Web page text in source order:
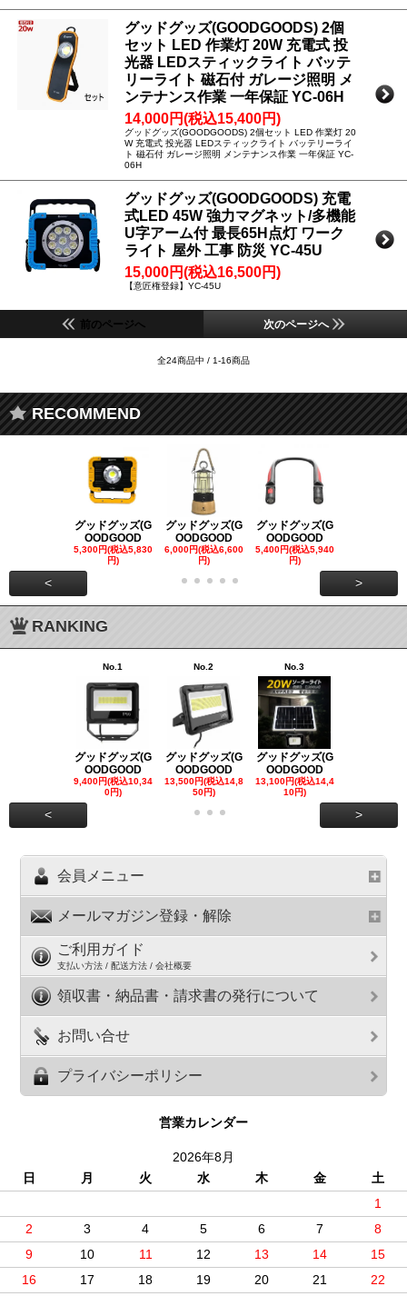
グッドグッズ(GOODGOODS) 2個
セット LED 作業灯 20W 充電式 投
光器 LEDスティックライト バッテ
リーライト 磁石付 ガレージ照明 メ
ンテナンス作業 一年保証 YC-06H
14,000円(税込15,400円)
グッドグッズ(GOODGOODS) 2個セット LED 作業灯 20
W 充電式 投光器 LEDスティックライト バッテリーライ
ト 磁石付 ガレージ照明 メンテナンス作業 一年保証 YC-
06H
グッドグッズ(GOODGOODS) 充電
式LED 45W 強力マグネット/多機能
U字アーム付 最長65H点灯 ワーク
ライト 屋外 工事 防災 YC-45U
15,000円(税込16,500円)
【意匠権登録】YC-45U
前のページへ 次のページへ
全24商品中 / 1-16商品
RECOMMEND
グッドグッズ(G
OODGOOD
5,300円(税込5,830
円)
グッドグッズ(G
OODGOOD
6,000円(税込6,600
円)
グッドグッズ(G
OODGOOD
5,400円(税込5,940
円)
< >
RANKING
No.1
グッドグッズ(G
OODGOOD
9,400円(税込10,34
0円)
No.2
グッドグッズ(G
OODGOOD
13,500円(税込14,8
50円)
No.3
グッドグッズ(G
OODGOOD
13,100円(税込14,4
10円)
< >
会員メニュー
メールマガジン登録・解除
ご利用ガイド
支払い方法 / 配送方法 / 会社概要
領収書・納品書・請求書の発行について
お問い合せ
プライバシーポリシー
営業カレンダー
2026年8月
日
月 火 水 木 金
土
1
2
3 4 5 6 7
8
9
10 11 12 13 14
15
16
17 18 19 20 21 22